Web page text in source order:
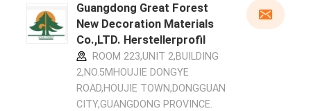
Guangdong Great Forest
New Decoration Materials
Co.,LTD. Herstellerprofil
ROOM 223,UNIT 2,BUILDING
2,NO.5MHOUJIE DONGYE
ROAD,HOUJIE TOWN,DONGGUAN
CITY,GUANGDONG PROVINCE.